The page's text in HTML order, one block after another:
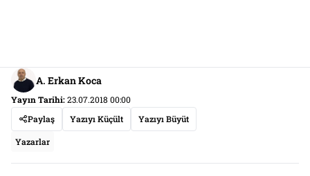
A. Erkan Koca
Yayın Tarihi:23.07.2018 00:00
Paylaş
Yazıyı Küçült Yazıyı Büyüt
Yazarlar